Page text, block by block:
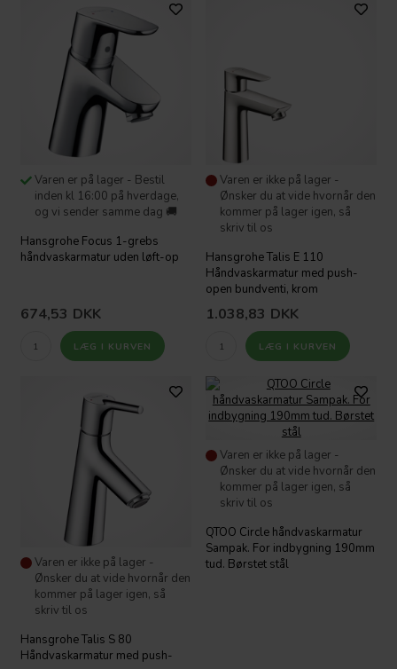
Varen er på lager - Bestil
inden kl 16:00 på hverdage,
og vi sender samme dag 🚚
Hansgrohe Focus 1-grebs
håndvaskarmatur uden løft-op
674,53 DKK
Varen er ikke på lager -
Ønsker du at vide hvornår den
kommer på lager igen, så
skriv til os
Hansgrohe Talis E 110
Håndvaskarmatur med push-
open bundventi, krom
1.038,83 DKK
Varen er ikke på lager -
Ønsker du at vide hvornår den
kommer på lager igen, så
skriv til os
Hansgrohe Talis S 80
Håndvaskarmatur med push-
Varen er ikke på lager -
Ønsker du at vide hvornår den
kommer på lager igen, så
skriv til os
QTOO Circle håndvaskarmatur
Sampak. For indbygning 190mm
tud. Børstet stål